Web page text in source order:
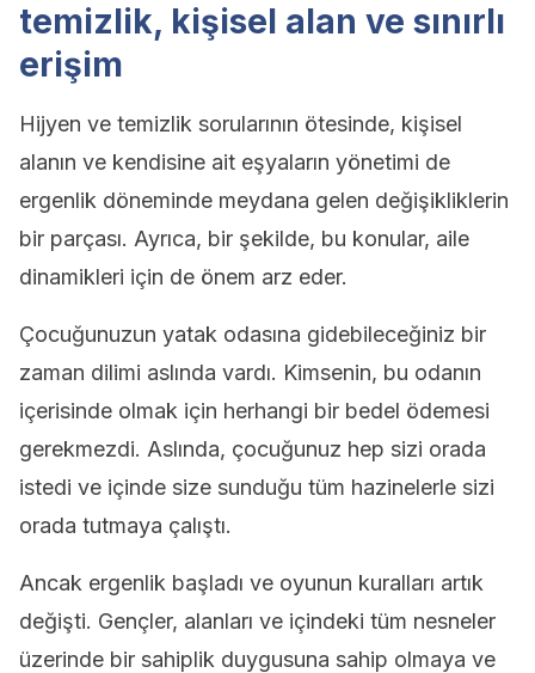
temizlik, kişisel alan ve sınırlı
erişim
Hijyen ve temizlik sorularının ötesinde, kişisel
alanın ve kendisine ait eşyaların yönetimi de
ergenlik döneminde meydana gelen değişikliklerin
bir parçası. Ayrıca, bir şekilde, bu konular, aile
dinamikleri için de önem arz eder.
Çocuğunuzun yatak odasına gidebileceğiniz bir
zaman dilimi aslında vardı. Kimsenin, bu odanın
içerisinde olmak için herhangi bir bedel ödemesi
gerekmezdi. Aslında, çocuğunuz hep sizi orada
istedi ve içinde size sunduğu tüm hazinelerle sizi
orada tutmaya çalıştı.
Ancak ergenlik başladı ve oyunun kuralları artık
değişti. Gençler, alanları ve içindeki tüm nesneler
üzerinde bir sahiplik duygusuna sahip olmaya ve